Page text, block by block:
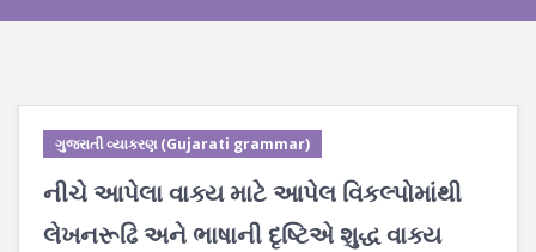
ગુજરાતી વ્યાકરણ (Gujarati grammar)
નીચે આપેલા વાક્ય માટે આપેલ વિકલ્પોમાંથી
લેખનરૂઢિ અને ભાષાની દૃષ્ટિએ શુદ્ધ વાક્ય